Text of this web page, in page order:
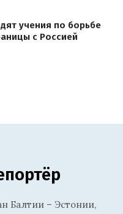
учения по борьбе
с Россией
Балтии – Эстонии,